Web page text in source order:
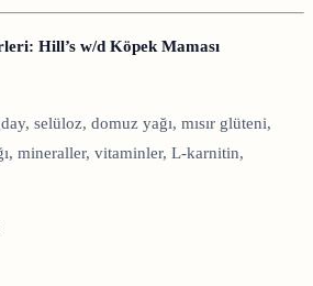
Hill’s w/d Köpek Maması
selüloz, domuz yağı, mısır glüteni,
mineraller, vitaminler, L-karnitin,